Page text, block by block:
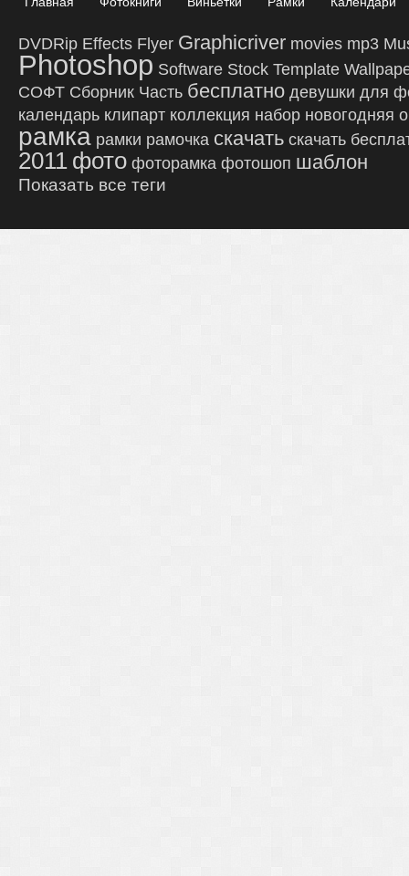
DVDRip Effects Flyer Graphicriver movies mp3
Photoshop Software Stock Template
СОФТ Сборник Часть бесплатно девушки для
календарь клипарт коллекция набор новогодняя
рамка рамки рамочка скачать скачать
2011 фото фоторамка фотошоп шаблон
Показать все теги